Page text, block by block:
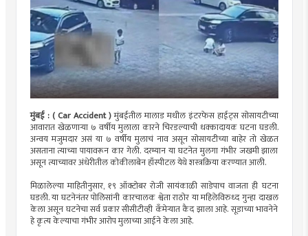
मुंबई : ( Car Accident )मुंबईतील मालाड मधील इंटरफेस हाईट्स सोसायटीच्या
आवारात खेळणाऱ्या ७ वर्षीय मुलाला कारने चिरडल्याची धक्कादायक घटना घडली.
अन्वय मजुमदार असं या ७ वर्षीय मुलाचं नाव असून सोसायटीच्या बाहेर तो खेळत
असताना त्याच्या पायावरून कार गेली. दरम्यान या घटनेत मुलगा गंभीर जखमी झाला
असून त्याच्यावर अंधेरीतील कोकीलाबेन हाँस्पीटल येथे शस्त्रक्रिया करण्यात आली.
मिळालेल्या माहितीनुसार, १९ ऑक्टोबर रोजी सायंकाळी साडेपाच वाजता ही घटना
घडली. या घटनेनंतर पोलिसांनी कारचालक श्वेता राठोर या महिलेविरुध्द गुन्हा दाखल
केला असून घटनेचा सर्व प्रकार सीसीटीव्ही कँमेऱ्यात कैद झाला आहे. सूडाच्या भावनेने
हे कृत्य केल्याचा गंभीर आरोप मुलाच्या आईने केला आहे.